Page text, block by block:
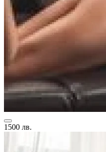
1500 лв.